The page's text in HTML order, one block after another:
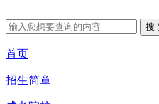
首页
招生简章